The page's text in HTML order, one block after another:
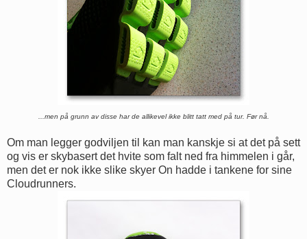
...men på grunn av disse har de allikevel ikke blitt tatt med på tur. Før nå.
Om man legger godviljen til kan man kanskje si at det på sett
og vis er skybasert det hvite som falt ned fra himmelen i går,
men det er nok ikke slike skyer On hadde i tankene for sine
Cloudrunners.